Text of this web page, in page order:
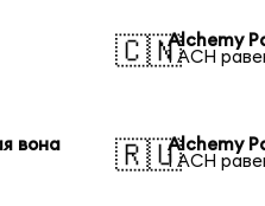
🇨🇳Alchemy
1 ACH
вона
🇷🇺Alchemy
1 ACH